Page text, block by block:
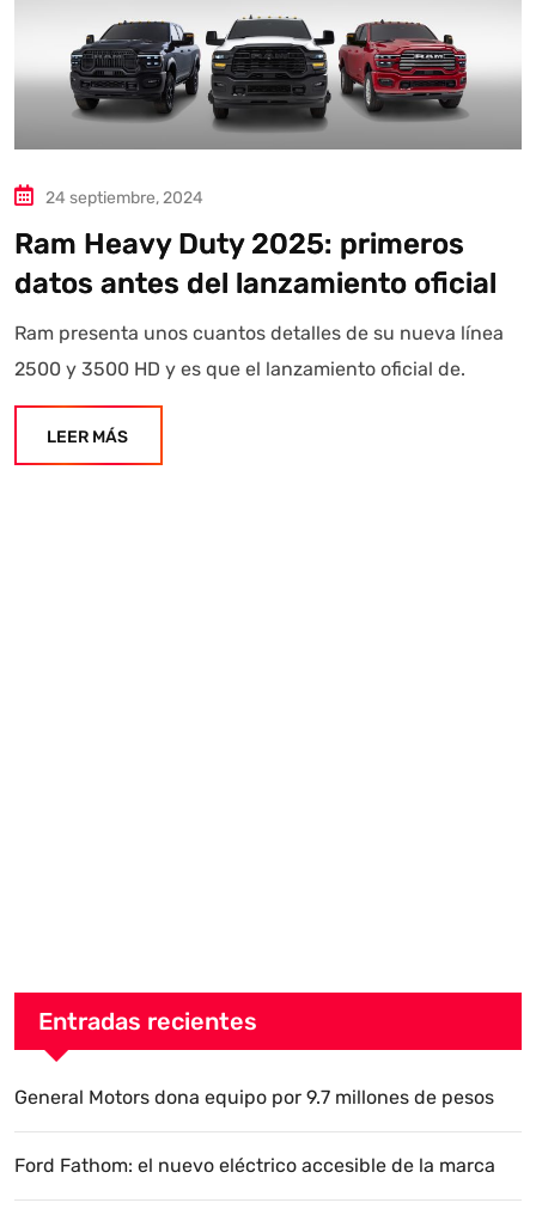
24 septiembre, 2024
Ram Heavy Duty 2025: primeros
datos antes del lanzamiento oficial
Ram presenta unos cuantos detalles de su nueva línea
2500 y 3500 HD y es que el lanzamiento oficial de.
LEER MÁS
Entradas recientes
General Motors dona equipo por 9.7 millones de pesos
Ford Fathom: el nuevo eléctrico accesible de la marca
Autoanalítica IA Agente Inteligente
Estoy aquí para encontrar lo que necesitas. ¿Qué estás
Asistente con IA en desarrollo. Autoanalítica optimiza
diariamente su exactitud."